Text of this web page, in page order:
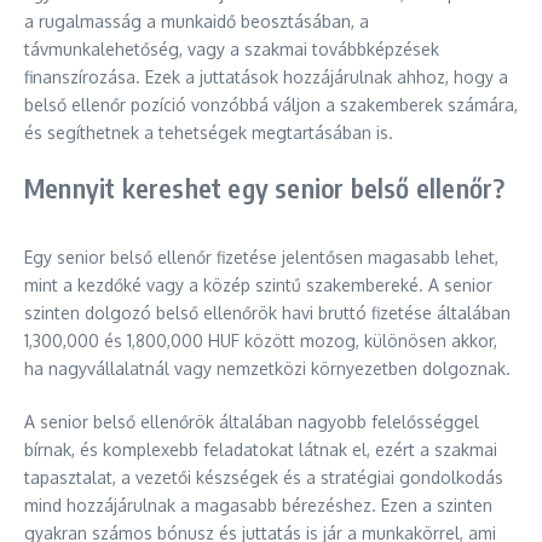
a rugalmasság a munkaidő beosztásában, a
távmunkalehetőség, vagy a szakmai továbbképzések
finanszírozása. Ezek a juttatások hozzájárulnak ahhoz, hogy a
belső ellenőr pozíció vonzóbbá váljon a szakemberek számára,
és segíthetnek a tehetségek megtartásában is.
Mennyit kereshet egy senior belső ellenőr?
Egy senior belső ellenőr fizetése jelentősen magasabb lehet,
mint a kezdőké vagy a közép szintű szakembereké. A senior
szinten dolgozó belső ellenőrök havi bruttó fizetése általában
1,300,000 és 1,800,000 HUF között mozog, különösen akkor,
ha nagyvállalatnál vagy nemzetközi környezetben dolgoznak.
A senior belső ellenőrök általában nagyobb felelősséggel
bírnak, és komplexebb feladatokat látnak el, ezért a szakmai
tapasztalat, a vezetői készségek és a stratégiai gondolkodás
mind hozzájárulnak a magasabb bérezéshez. Ezen a szinten
gyakran számos bónusz és juttatás is jár a munkakörrel, ami